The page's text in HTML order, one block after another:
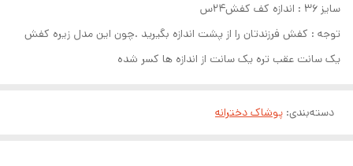
سایز ۳۶ : اندازه کف کفش۲۴س
توجه : کفش فرزندتان را از پشت اندازه بگیرید .چون این مدل زیره کفش
یک سانت عقب تره یک سانت از اندازه ها کسر شده
دسته‌بندی: پوشاک دخترانه